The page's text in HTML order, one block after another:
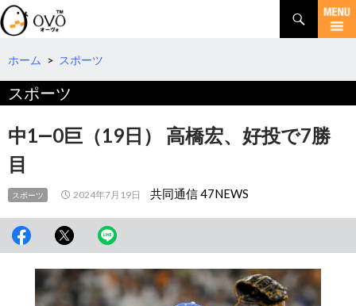
検
索
コ
テ
へ
動
ホーム > スポーツ
スポーツ
中1―0巨（19日） 高橋宏、好投で7勝
目
スポーツ 2024年7月19日 共同通信 47NEWS